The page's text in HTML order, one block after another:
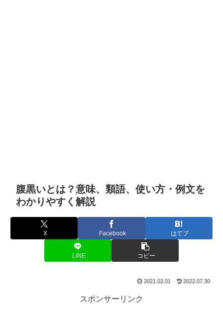
腹黒いとは？意味、類語、使い方・例文を
わかりやすく解説
X Facebook はてブ
LINE コピー
2021.02.01 2022.07.30
スポンサーリンク